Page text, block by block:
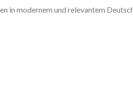
in modernem und relevantem